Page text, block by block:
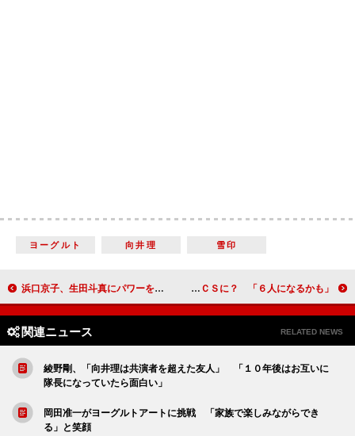
ヨーグルト 向井理 雪印
浜口京子、生田斗真にパワーをもらう 「引き締まった胸板というか…、素敵ですね」 大泉洋、愛娘をＮＡＣＳに？ 「６人になるかも」
関連ニュース RELATED NEWS
綾野剛、「向井理は共演者を超えた友人」 「１０年後はお互いに
隊長になっていたら面白い」
岡田准一がヨーグルトアートに挑戦 「家族で楽しみながらでき
る」と笑顔